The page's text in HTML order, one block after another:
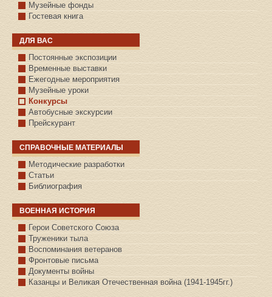
Музейные фонды
Гостевая книга
ДЛЯ ВАС
Постоянные экспозиции
Временные выставки
Ежегодные мероприятия
Музейные уроки
Конкурсы
Автобусные экскурсии
Прейскурант
СПРАВОЧНЫЕ МАТЕРИАЛЫ
Методические разработки
Статьи
Библиография
ВОЕННАЯ ИСТОРИЯ
С.КАЗАНСКОЕ
Герои Советского Союза
Труженики тыла
Воспоминания ветеранов
Фронтовые письма
Документы войны
Казанцы и Великая Отечественная война (1941-1945гг.)